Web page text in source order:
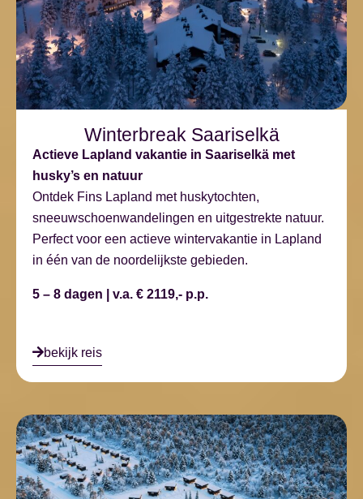
Winterbreak Saariselkä
Actieve Lapland vakantie in Saariselkä met
husky’s en natuur
Ontdek Fins Lapland met huskytochten,
sneeuwschoenwandelingen en uitgestrekte natuur.
Perfect voor een actieve wintervakantie in Lapland
in één van de noordelijkste gebieden.
5 – 8 dagen | v.a. € 2119,- p.p.
bekijk reis